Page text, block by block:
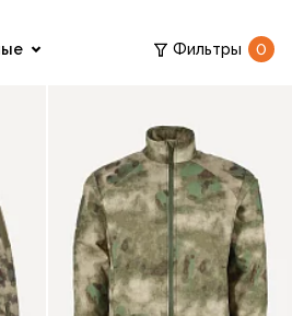
Фильтры 0